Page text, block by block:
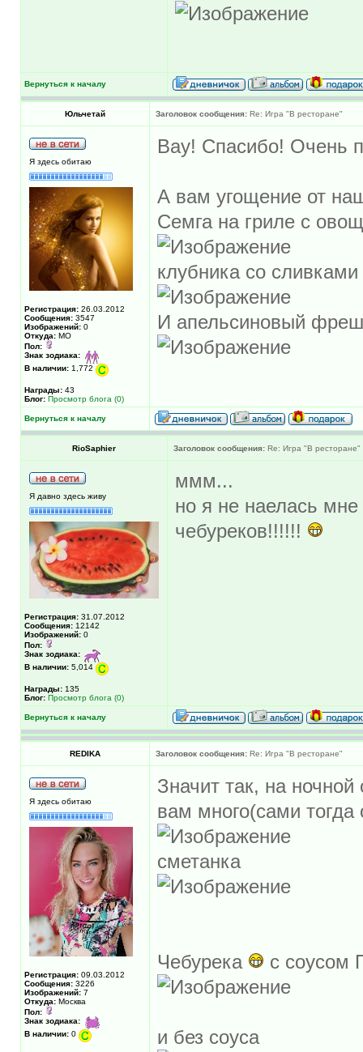
Вернуться к началу
Юльчетай Заголовок сообщения: Re: Игра "В ресторане"
Я здесь обитаю
Регистрация: 26.03.2012
Сообщения: 3547
Изображений: 0
Откуда: МО
Пол:
Знак зодиака:
В наличии: 1,772
Награды: 43
Блог: Просмотр блога (0)
Вау! Спасибо! Очень
А вам угощение от
Семга на гриле с
клубника со сливками
И апельсиновый
Вернуться к началу
RioSaphier Заголовок сообщения: Re: Игра "В ресторане"
Я давно здесь живу
Регистрация: 31.07.2012
Сообщения: 12142
Изображений: 0
Пол:
Знак зодиака:
В наличии: 5,014
Награды: 135
Блог: Просмотр блога (0)
ммм...
но я не наелась
чебуреков!!!!!!
Вернуться к началу
REDIKA Заголовок сообщения: Re: Игра "В ресторане"
Я здесь обитаю
Регистрация: 09.03.2012
Сообщения: 3226
Изображений: 7
Откуда: Москва
Пол:
Знак зодиака:
В наличии: 0
Значит так, на
вам много(сами тогда
сметанка
Чебурека с соусом
и без соуса